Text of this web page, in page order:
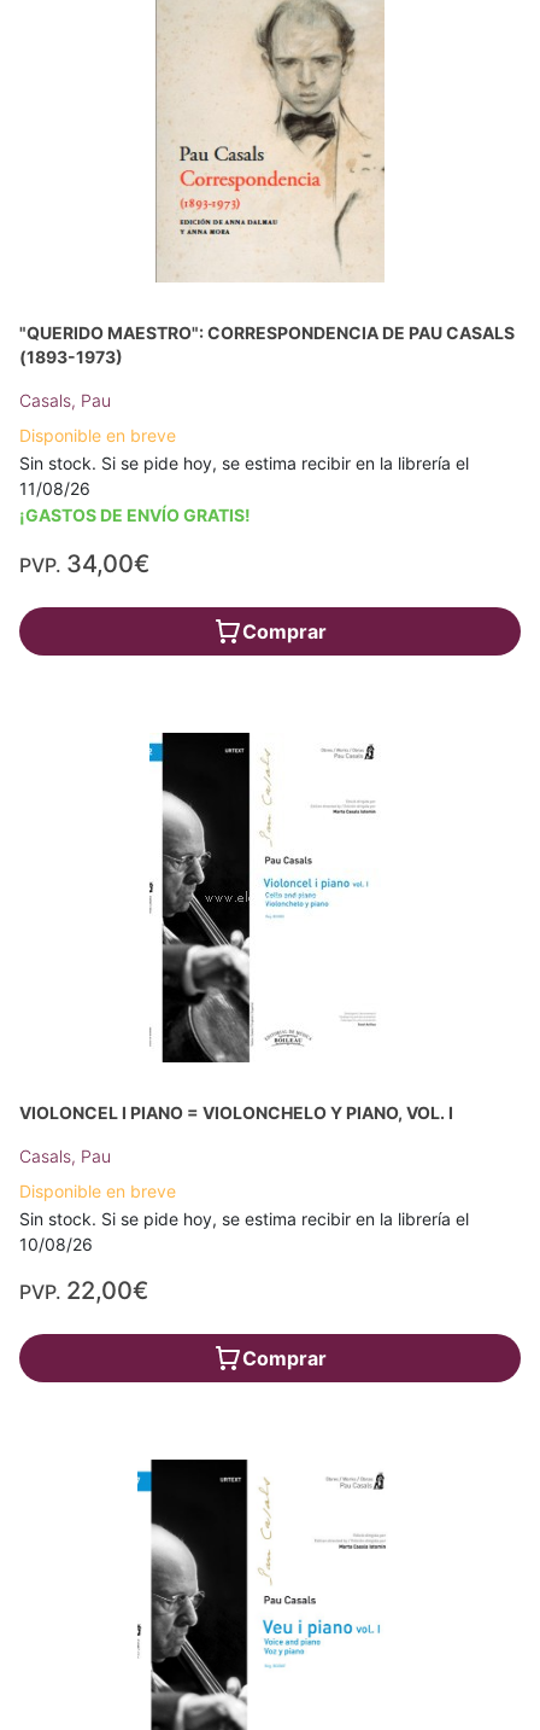
"QUERIDO MAESTRO": CORRESPONDENCIA DE PAU CASALS
(1893-1973)
Casals, Pau
Disponible en breve
Sin stock. Si se pide hoy, se estima recibir en la librería el
11/08/26
¡GASTOS DE ENVÍO GRATIS!
PVP. 34,00€
Comprar
VIOLONCEL I PIANO = VIOLONCHELO Y PIANO, VOL. I
Casals, Pau
Disponible en breve
Sin stock. Si se pide hoy, se estima recibir en la librería el
10/08/26
PVP. 22,00€
Comprar